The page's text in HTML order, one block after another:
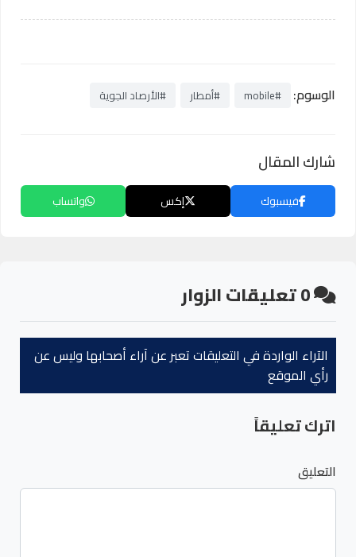
الوسوم: #mobile #أمطار #الأرصاد الجوية
شارك المقال
فيسبوك إكس واتساب
0تعليقات الزوار
الآراء الواردة في التعليقات تعبر عن آراء أصحابها وليس عن
رأي الموقع
اترك تعليقاً
التعليق